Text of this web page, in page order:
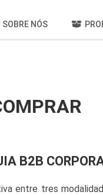
SOBRE NÓS
B2B
entre tres